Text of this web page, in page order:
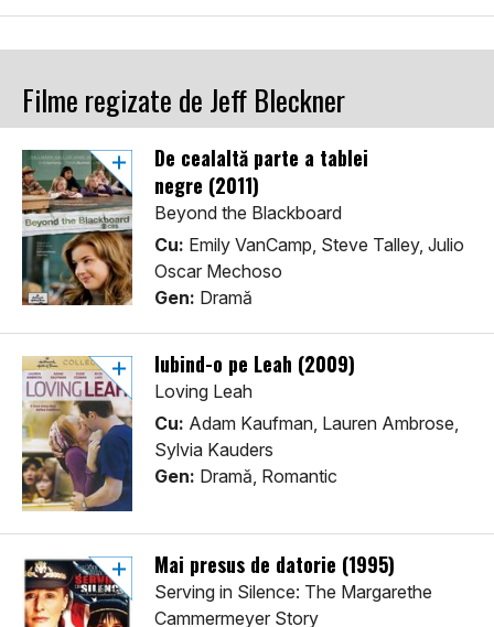
Filme regizate de Jeff Bleckner
De cealaltă parte a tablei
negre (2011)
Beyond the Blackboard
Cu: Emily VanCamp, Steve Talley, Julio
Oscar Mechoso
Gen: Dramă
Iubind-o pe Leah (2009)
Loving Leah
Cu: Adam Kaufman, Lauren Ambrose,
Sylvia Kauders
Gen: Dramă, Romantic
Mai presus de datorie (1995)
Serving in Silence: The Margarethe
Cammermeyer Story